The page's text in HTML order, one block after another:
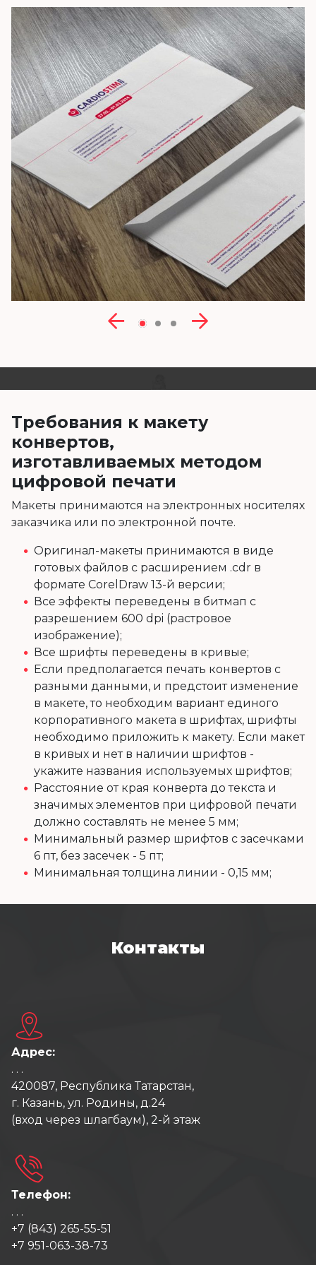
Требования к макету
конвертов,
изготавливаемых методом
цифровой печати
Макеты принимаются на электронных носителях
заказчика или по электронной почте.
Оригинал-макеты принимаются в виде
готовых файлов с расширением .cdr в
формате CorelDraw 13-й версии;
Все эффекты переведены в битмап с
разрешением 600 dpi (растровое
изображение);
Все шрифты переведены в кривые;
Если предполагается печать конвертов с
разными данными, и предстоит изменение
в макете, то необходим вариант единого
корпоративного макета в шрифтах, шрифты
необходимо приложить к макету. Если макет
в кривых и нет в наличии шрифтов -
укажите названия используемых шрифтов;
Расстояние от края конверта до текста и
значимых элементов при цифровой печати
должно составлять не менее 5 мм;
Минимальный размер шрифтов с засечками
6 пт, без засечек - 5 пт;
Минимальная толщина линии - 0,15 мм;
Контакты
Адрес:
. . .
420087, Республика Татарстан,
г. Казань, ул. Родины, д.24
(вход через шлагбаум), 2-й этаж
Телефон:
. . .
+7 (843) 265-55-51
+7 951-063-38-73